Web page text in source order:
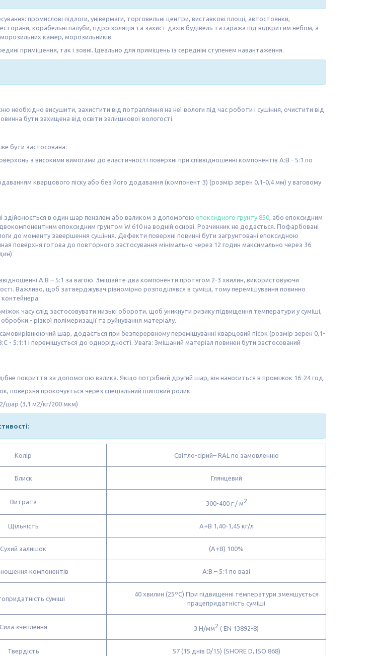
промислові підлоги, універмаги, торговельні центри, виставкові площі, автостоянки,
корабельні палуби, гідроізоляція та захист дахів будівель та гаража під відкритим небом, а
камер, морозильників.
приміщення, так і зовні. Ідеально для приміщень із середнім ступенем навантаження.
необхідно висушити, захистити від потрапляння на неї вологи під час роботи і сушіння, очистити від
бути захищена від освіти залишкової вологості.
бути застосована:
з високими вимогами до еластичності поверхні при співвідношенні компонентів A:B - 5:1 по
кварцового піску або без його додавання (компонент З) (розмір зерен 0,1-0,4 мм) у ваговому
здійснюється в один шар пензлем або валиком з допомогою епоксидного грунту 850, або епоксидним
епоксидним грунтом W 610 на водній основі. Розчинник не додається. Пофарбовані
до моменту завершення сушіння. Дефекти поверхні повинні бути загрунтовані епоксидною
поверхня готова до повторного застосування мінімально через 12 годин максимально через 36
A:B – 5:1 за вагою. Змішайте два компоненти протягом 2-3 хвилин, використовуючи
Важливо, щоб затверджувач рівномірно розподілявся в суміші, тому перемішування повинно
контейнера.
часу слід застосовувати низькі обороти, щоб уникнути ризику підвищення температури у суміші,
- різкої полімеризації та руйнування матеріалу.
шар, додається при безперервному перемішуванні кварцовий пісок (розмір зерен 0,1-
- 5:1:1 і перемішується до однорідності. Увага: Змішаний матеріал повинен бути застосований
покриття за допомогою валика. Якщо потрібний другий шар, він наноситься в проміжок 16-24 год.
поверхня прокочується через спеціальний шиповий ролик.
шар (3,1 м2/кг/200 мкм)
Колір Світло-сірий– RAL по замовленню
Блиск Глянцевий
Витрата 300-400 г / м2
Щільність Α+B 1,40-1,45 кг/л
Сухий залишок (Α+Β) 100%
компонентів Α:Β – 5:1 по вазі
суміші
40 хвилин (25ºC) При підвищенні температури зменшується
працепридатність суміші
Сила зчеплення 3 Н/мм2 ( EN 13892-8)
Твердість 57 (15 днів D/15) (SHORE D, ISO 868)